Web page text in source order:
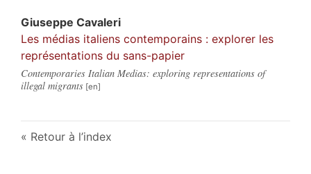
Giuseppe Cavaleri
Les médias italiens contemporains : explorer les
représentations du sans-papier
Contemporaries Italian Medias: exploring representations of
illegal migrants
Retour à l’index